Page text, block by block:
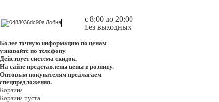
с 8:00 до 20:00
Без выходных
Более точную информацию по ценам
узнавайте по телефону.
Действует система скидок.
На сайте представлены цены в розницу.
Оптовым покупателям предлагаем
спецпредложения.
Корзина
Корзина пуста